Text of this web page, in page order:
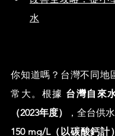
水
你知道嗎？台灣不同地
常大。根據 台灣自來
（2023年度）
，全台供
150 mg/L（以碳酸鈣計）